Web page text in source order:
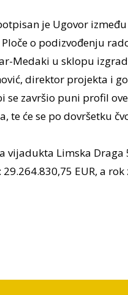
je Ugovor
o podizvođenju
Medaki u sklopu
direktor projekta i
se završio puni profil
te će se po dovršetku
vijadukta Limska Draga
EUR, a